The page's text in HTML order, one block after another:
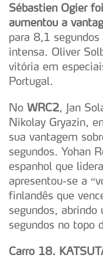
Sébastien Ogier
aumentou a
para 8,1
intensa. Oliver
vitória em
Portugal.
No WRC2, Jan
Nikolay Gryazin,
sua vantagem
segundos. Yohan
espanhol que
apresentou-se a
finlandês que
segundos,
segundos no topo
Carro 18.